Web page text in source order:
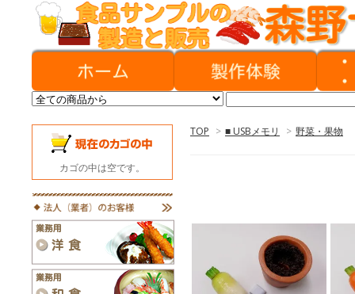
TOP > ■ USBメモリ > 野菜・果物
カゴの中は空です。